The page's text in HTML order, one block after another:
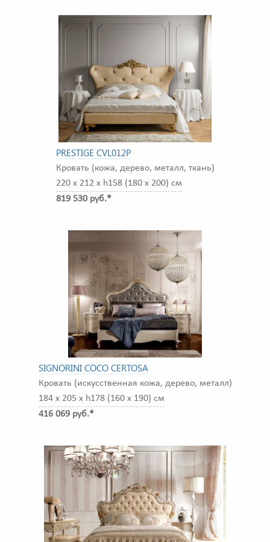
PRESTIGE CVL012P
Кровать (кожа, дерево, металл, ткань)
220 x 212 x h158 (180 x 200) см
819 530 руб.*
SIGNORINI COCO CERTOSA
Кровать (искусственная кожа, дерево, металл)
184 x 205 x h178 (160 x 190) см
416 069 руб.*